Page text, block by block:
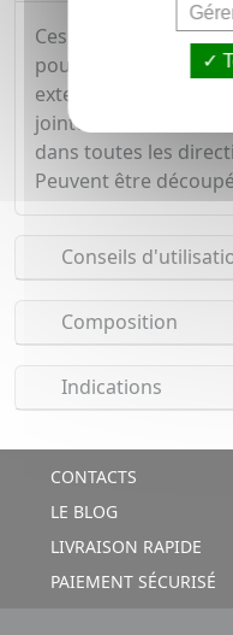
Ces bandes, de taille
pour une parfaite
extensibles, douces
jointures et aux
dans toutes les
Peuvent être
Conseils
Composition
Indications
CONTACTS
LE BLOG
LIVRAISON RAPIDE
PAIEMENT SÉCURISÉ